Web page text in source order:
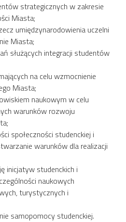
strategicznych w zakresie
Miasta;
umiędzynarodowienia uczelni
Miasta;
służących integracji studentów
na celu wzmocnienie
Miasta;
naukowym w celu
warunków rozwoju
społeczności studenckiej i
warunków dla realizacji
inicjatyw studenckich i
naukowych
turystycznych i
samopomocy studenckiej.